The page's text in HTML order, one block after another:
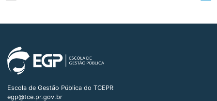
Escola de Gestão Pública do TCEPR
egp@tce.pr.gov.br